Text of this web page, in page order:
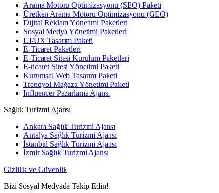
Arama Motoru Optimizasyonu (SEO) Paketi
Üretken Arama Motoru Optimizasyonu (GEO)
Dijital Reklam Yönetimi Paketleri
Sosyal Medya Yönetimi Paketleri
UI/UX Tasarım Paketi
E-Ticaret Paketleri
E-Ticaret Sitesi Kurulum Paketleri
E-ticaret Sitesi Yönetimi Paketi
Kurumsal Web Tasarım Paketi
Trendyol Mağaza Yönetimi Paketi
Influencer Pazarlama Ajansı
Sağlık Turizmi Ajansı
Ankara Sağlık Turizmi Ajansı
Antalya Sağlık Turizmi Ajansı
İstanbul Sağlık Turizmi Ajansı
İzmir Sağlık Turizmi Ajansı
Gizlilik ve Güvenlik
Bizi Sosyal Medyada Takip Edin!